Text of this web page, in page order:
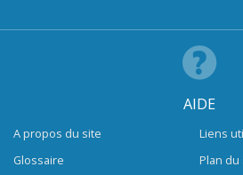
AIDE
A propos du site
Glossaire
Liens
Plan du